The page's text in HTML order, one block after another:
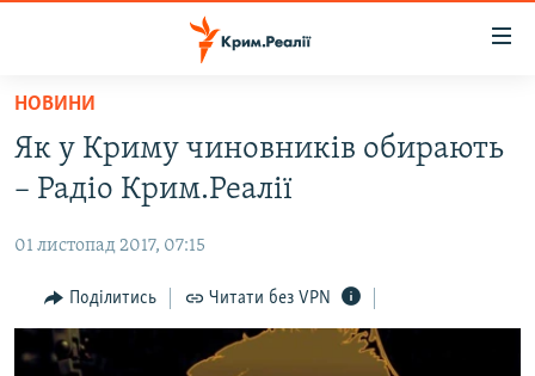
Перейти
основного
матеріалу
до
навігації
Перейти
ВОДА.КРИМ
ВІДЕО ТА ФОТО
ПОЛІТИКА
БЛОГИ
ПОГЛЯД
НОВИНИ
Як у Криму чиновників обирають
– Радіо Крим.Реалії
01 листопад 2017, 07:15
Поділитись Читати без VPN